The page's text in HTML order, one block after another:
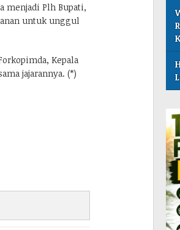
menjadi Plh Bupati,
untuk unggul
Kepala
jajarannya. (*)